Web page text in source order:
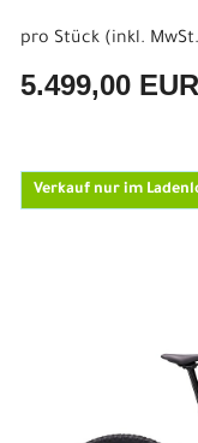
pro Stück (inkl.
5.499,00 EUR
Verkauf nur im